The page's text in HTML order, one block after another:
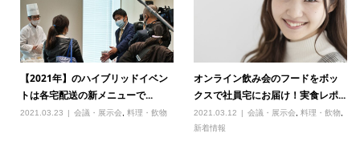
【2021年】のハイブリッドイベン
トは各宅配送の新メニューで...
2021.03.23 会議・展示会, 料理・飲物
オンライン飲み会のフードをボッ
クスで社員宅にお届け！実食レポ...
2021.03.12 会議・展示会 ,料理・飲物
新着情報